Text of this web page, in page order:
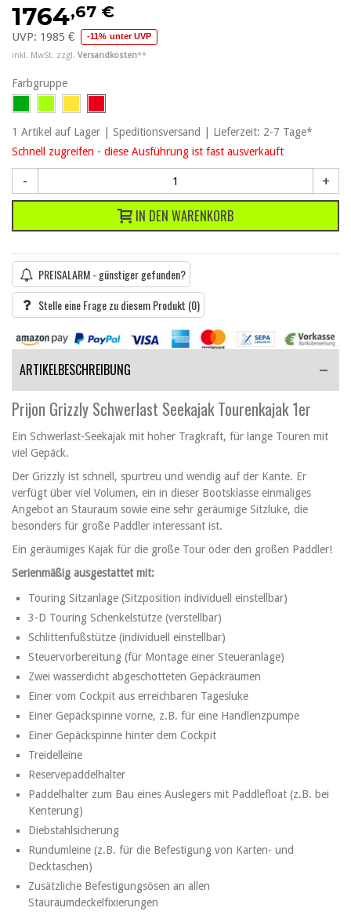
1764,67 €
UVP: 1985 € -11% unter UVP
inkl. MwSt. zzgl. Versandkosten**
Farbgruppe
1 Artikel auf Lager | Speditionsversand | Lieferzeit: 2-7 Tage*
Schnell zugreifen - diese Ausführung ist fast ausverkauft
- +
IN DEN WARENKORB
PREISALARM - günstiger gefunden?
Stelle eine Frage zu diesem Produkt (0)
ARTIKELBESCHREIBUNG
Prijon Grizzly Schwerlast Seekajak Tourenkajak 1er
Ein Schwerlast-Seekajak mit hoher Tragkraft, für lange Touren mit
viel Gepäck.
Der Grizzly ist schnell, spurtreu und wendig auf der Kante. Er
verfügt über viel Volumen, ein in dieser Bootsklasse einmaliges
Angebot an Stauraum sowie eine sehr geräumige Sitzluke, die
besonders für große Paddler interessant ist.
Ein geräumiges Kajak für die große Tour oder den großen Paddler!
Serienmäßig ausgestattet mit:
Touring Sitzanlage (Sitzposition individuell einstellbar)
3-D Touring Schenkelstütze (verstellbar)
Schlittenfußstütze (individuell einstellbar)
Steuervorbereitung (für Montage einer Steueranlage)
Zwei wasserdicht abgeschotteten Gepäckräumen
Einer vom Cockpit aus erreichbaren Tagesluke
Einer Gepäckspinne vorne, z.B. für eine Handlenzpumpe
Einer Gepäckspinne hinter dem Cockpit
Treidelleine
Reservepaddelhalter
Paddelhalter zum Bau eines Auslegers mit Paddlefloat (z.B. bei
Kenterung)
Diebstahlsicherung
Rundumleine (z.B. für die Befestigung von Karten- und
Decktaschen)
Zusätzliche Befestigungsösen an allen
Stauraumdeckelfixierungen